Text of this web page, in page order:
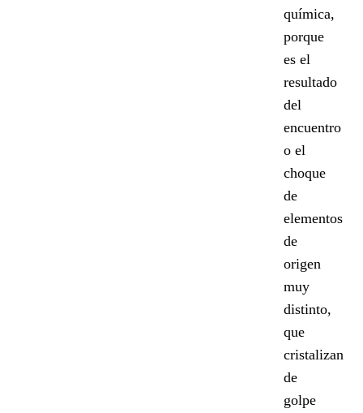
química,
porque
es el
resultado
del
encuentro
o el
choque
de
elementos
de
origen
muy
distinto,
que
cristalizan
de
golpe